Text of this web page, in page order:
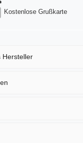
Kostenlose Grußkarte
Hersteller